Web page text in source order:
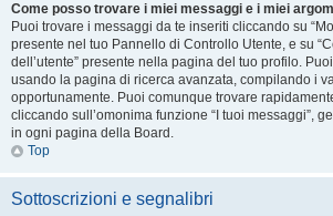
Come posso trovare i miei messaggi e i miei
Puoi trovare i messaggi da te inseriti cliccando su
presente nel tuo Pannello di Controllo Utente, e su
dell’utente” presente nella pagina del tuo profilo.
usando la pagina di ricerca avanzata, compilando i
opportunamente. Puoi comunque trovare
cliccando sull’omonima funzione “I tuoi messaggi”,
in ogni pagina della Board.
Top
Sottoscrizioni e segnalibri